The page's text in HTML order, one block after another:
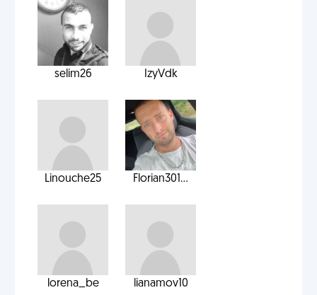
selim26 IzyVdk
Linouche25 Florian301...
lorena_be lianamov10